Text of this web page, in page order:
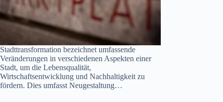
Stadttransformation bezeichnet umfassende
Veränderungen in verschiedenen Aspekten einer
Stadt, um die Lebensqualität,
Wirtschaftsentwicklung und Nachhaltigkeit zu
fördern. Dies umfasst Neugestaltung…